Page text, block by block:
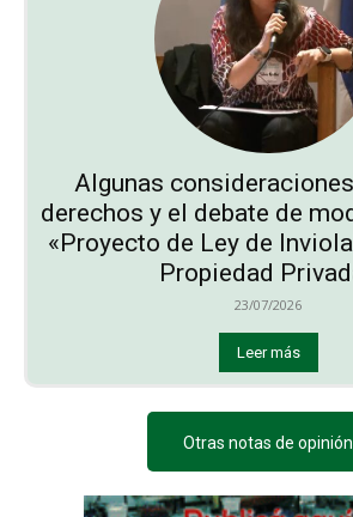
Algunas
derechos y el debate de
«Proyecto de Ley de
Propiedad
23/07/2026
Leer más
Otras notas de opinión